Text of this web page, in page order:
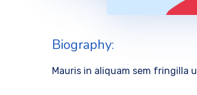
Biography:
Mauris in aliquam sem fringilla